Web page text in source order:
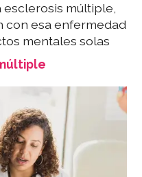
esclerosis múltiple,
con esa enfermedad
mentales solas